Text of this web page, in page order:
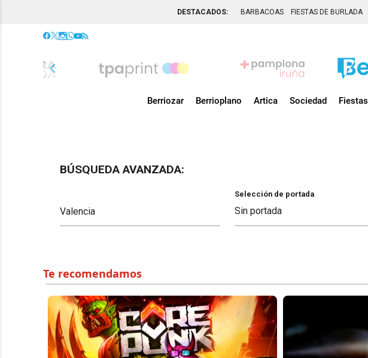
DESTACADOS: BARBACOAS FIESTAS DE BURLADA
chevron_left
Berriozar Berrioplano Artica Sociedad Fiestas
BÚSQUEDA AVANZADA:
Selección de portada